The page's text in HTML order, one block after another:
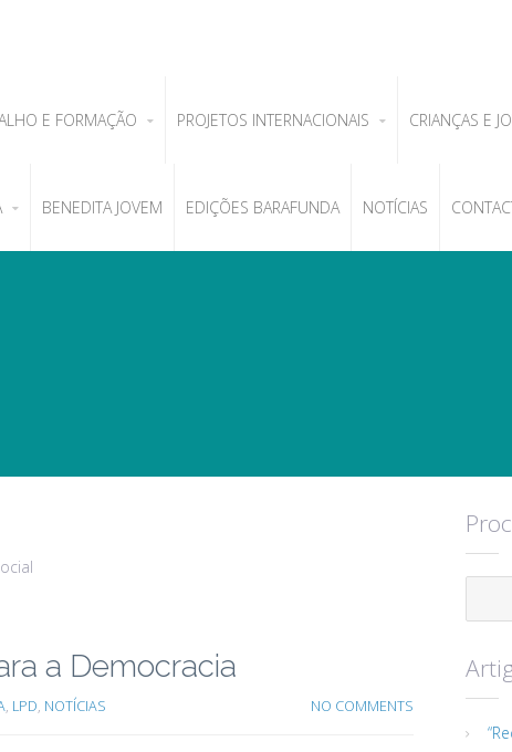
E FORMAÇÃO PROJETOS INTERNACIONAIS CRIANÇAS E
BENEDITA JOVEM EDIÇÕES BARAFUNDA NOTÍCIAS
a Democracia
, LPD, NOTÍCIAS NO COMMENTS